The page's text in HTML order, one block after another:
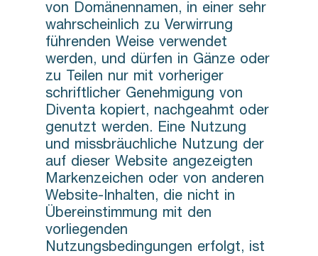
von Domänennamen, in einer sehr
wahrscheinlich zu Verwirrung
führenden Weise verwendet
werden, und dürfen in Gänze oder
zu Teilen nur mit vorheriger
schriftlicher Genehmigung von
Diventa kopiert, nachgeahmt oder
genutzt werden. Eine Nutzung
und missbräuchliche Nutzung der
auf dieser Website angezeigten
Markenzeichen oder von anderen
Website-Inhalten, die nicht in
Übereinstimmung mit den
vorliegenden
Nutzungsbedingungen erfolgt, ist